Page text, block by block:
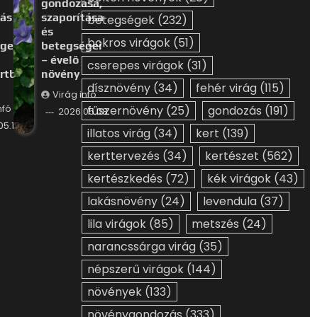
gondozása,
szaporítása
és
betegségei
– évelő
növény
Virág infó
2026.05.08.
betegségek (232)
bokros virágok (51)
cserepes virágok (31)
dísznövény (34) fehér virág (115)
fűszernövény (25) gondozás (191)
illatos virág (34) kert (139)
kerttervezés (34) kertészet (562)
kertészkedés (72) kék virágok (43)
lakásnövény (24) levendula (37)
lila virágok (85) metszés (24)
narancssárga virág (35)
népszerű virágok (144)
növények (133)